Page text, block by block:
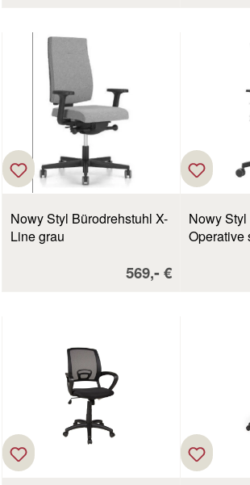
Nowy Styl Bürodrehstuhl X-
Line grau
Verkaufspreis:
569,- €
Nowy
Operative